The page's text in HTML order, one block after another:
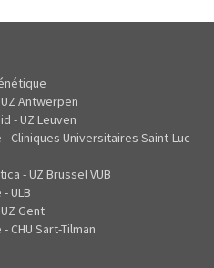
Antwerpen
- UZ Leuven
Cliniques Universitaires Saint-Luc
- UZ Brussel VUB
ULB
Gent
CHU Sart-Tilman